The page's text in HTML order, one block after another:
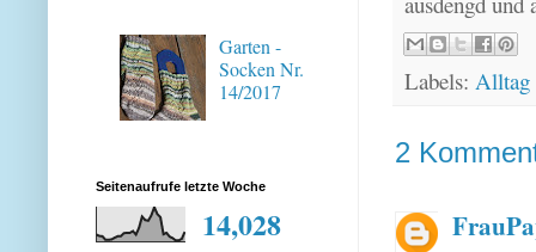
Labels: Alltag
2
Garten -
Socken Nr.
14/2017
Seitenaufrufe letzte Woche
14,028